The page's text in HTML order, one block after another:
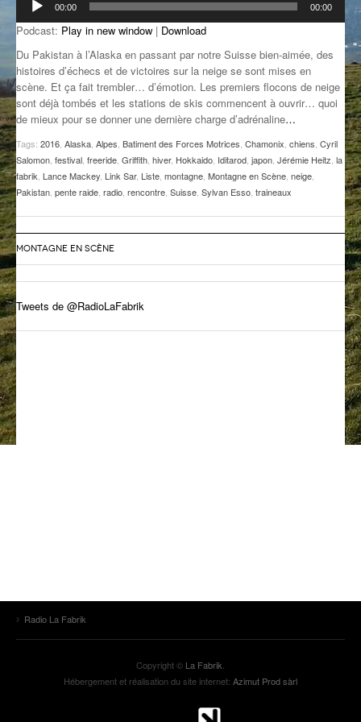
IL ÉTAIT UNE FOIS
L’ASTUCE DE LA PORTE EN BOIS
LA FABRIK POÉTIK
LA MINUTE LITTÉRAIRE
LA SOUTERRAINE
MUSIQUE DES ANTIPODES
NOS ANCIENS
SONORIK
THEME FORCE
audio
00:00 00:00
Podcast: Play in new window | Download
Du Pakistan à l’Alaska en passant par notre Suisse bien-aimée, des
histoires d’échecs et de victoires sur la neige se sont mises en
scène. Et ça fait trembler… d’émotion. Les premiers flocons de neige
sont déjà tombés et les stations de skis commencent à ouvrir… quoi
de mieux pour se donner une dernière charge d’adrénaline…
Tags: 2016 Alaska Alpes Batiment des Forces Motrices Chamonix chiens Cyril
Salomon festival freeride Griffith hiver, Hokkaido Iditarod japon Jérémie Heitz la
fabrik Lance Mackey Link Sar, Liste montagne Montagne en Scène neige
Pakistan pente raide radio rencontre Suisse Sylvan Esso traineaux
MONTAGNE EN SCÈNE
Tweets de @RadioLaFabrik
Radio La Fabrik
Copyright © La Fabrik
Hébergement et réalisation du site internet: Azimut Prod sàrl